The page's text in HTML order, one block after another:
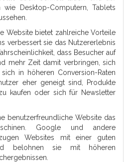
wie Desktop-Computern, Tablets
Website bietet zahlreiche Vorteile
verbessert sie das Nutzererlebnis
dass Besucher auf
mehr Zeit damit verbringen, sich
in höheren Conversion-Raten
eher geneigt sind, Produkte
kaufen oder sich für Newsletter
benutzerfreundliche Website das
Google und andere
Websites mit einer guten
belohnen sie mit höheren